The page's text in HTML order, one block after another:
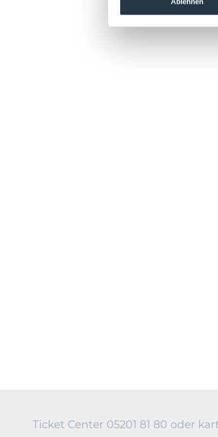
Ticket Center 05201 81 80 oder